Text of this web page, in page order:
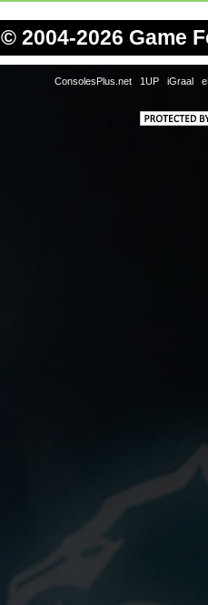
© 2004-2026 Game
ConsolesPlus.net 1UP iGraal